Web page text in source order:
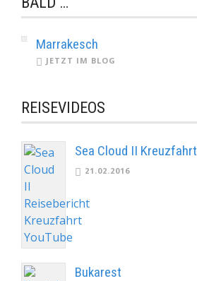
Marrakesch
JETZT IM BLOG
REISEVIDEOS
Sea Cloud II Kreuzfahrt
21.02.2016
Bukarest